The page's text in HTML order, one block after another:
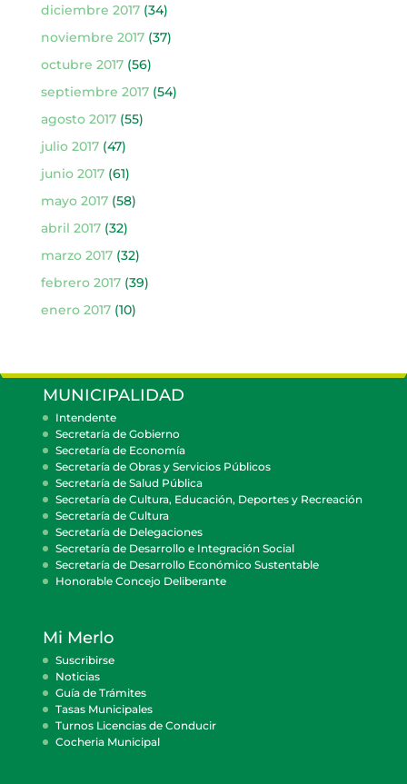
diciembre 2017(34)
noviembre 2017(37)
octubre 2017(56)
septiembre 2017(54)
agosto 2017(55)
julio 2017(47)
junio 2017(61)
mayo 2017(58)
abril 2017(32)
marzo 2017(32)
febrero 2017(39)
enero 2017(10)
MUNICIPALIDAD
Intendente
Secretaría de Gobierno
Secretaría de Economía
Secretaría de Obras y Servicios Públicos
Secretaría de Salud Pública
Secretaría de Cultura, Educación, Deportes y Recreación
Secretaría de Cultura
Secretaría de Delegaciones
Secretaría de Desarrollo e Integración Social
Secretaría de Desarrollo Económico Sustentable
Honorable Concejo Deliberante
Mi Merlo
Suscribirse
Noticias
Guía de Trámites
Tasas Municipales
Turnos Licencias de Conducir
Cocheria Municipal